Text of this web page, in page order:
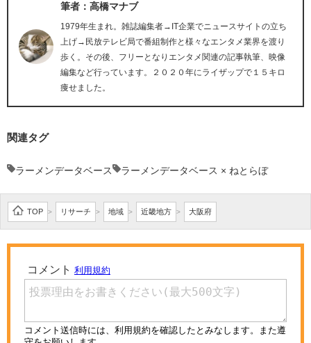
筆者：高橋マナブ
1979年生まれ。雑誌編集者→IT企業でニュースサイトの立ち
上げ→民放テレビ局で番組制作と様々なエンタメ業界を渡り
歩く。その後、フリーとなりエンタメ関連の記事執筆、映像
編集など行っています。２０２０年にライザップで１５キロ
痩せました。
関連タグ
ラーメンデータベース ラーメンデータベース × ねとらぼ
TOP > リサーチ > 地域 > 近畿地方 > 大阪府